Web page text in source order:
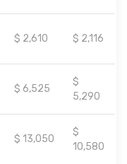
$ 2,610 $ 2,116
$ 6,525
$
5,290
$ 13,050
$
10,580